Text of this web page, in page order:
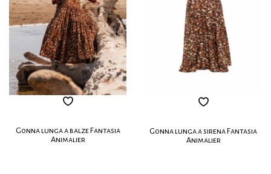
Gonna lunga a balze Fantasia
Animalier
Gonna lunga a sirena Fantasia
Animalier